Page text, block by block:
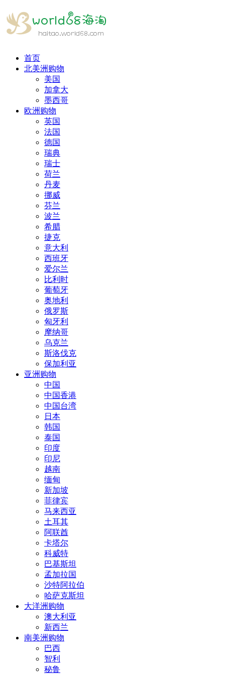
首页
北美洲购物
美国
加拿大
墨西哥
欧洲购物
英国
法国
德国
瑞典
瑞士
荷兰
丹麦
挪威
芬兰
波兰
希腊
捷克
意大利
西班牙
爱尔兰
比利时
葡萄牙
奥地利
俄罗斯
匈牙利
摩纳哥
乌克兰
斯洛伐克
保加利亚
亚洲购物
中国
中国香港
中国台湾
日本
韩国
泰国
印度
印尼
越南
缅甸
新加坡
菲律宾
马来西亚
土耳其
阿联酋
卡塔尔
科威特
巴基斯坦
孟加拉国
沙特阿拉伯
哈萨克斯坦
大洋洲购物
澳大利亚
新西兰
南美洲购物
巴西
智利
秘鲁